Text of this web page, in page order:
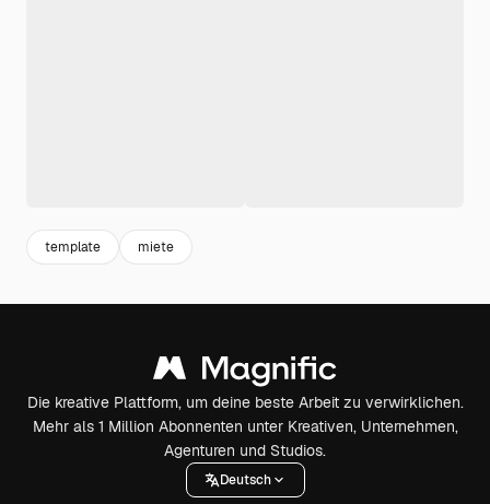
template miete
Die kreative Plattform, um deine beste Arbeit zu verwirklichen.
Mehr als 1 Million Abonnenten unter Kreativen, Unternehmen,
Agenturen und Studios.
Deutsch